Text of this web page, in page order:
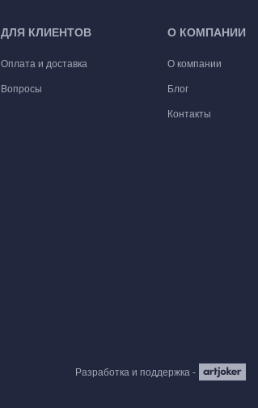
ДЛЯ КЛИЕНТОВ
Оплата и доставка
Вопросы
О КОМПАНИИ
О компании
Блог
Контакты
Разработка и поддержка -